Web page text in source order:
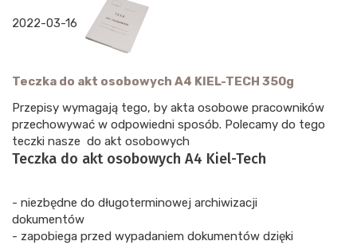
2022-03-16
Teczka do akt osobowych A4 KIEL-TECH 350g
Przepisy wymagają tego, by akta osobowe pracowników
przechowywać w odpowiedni sposób. Polecamy do tego
teczki nasze do akt osobowych
Teczka do akt osobowych A4 Kiel-Tech
- niezbędne do długoterminowej archiwizacji
dokumentów
- zapobiega przed wypadaniem dokumentów dzięki